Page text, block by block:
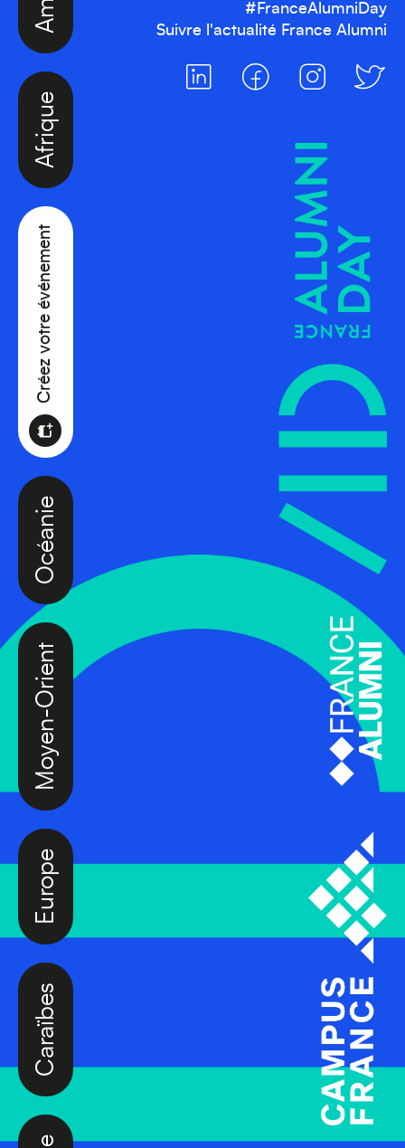
Asie
Caraïbes
Europe
Moyen-Orient
Océanie
Créez votre événement
Afrique
#FranceAlumniDay
Suivre l'actualité France Alumni